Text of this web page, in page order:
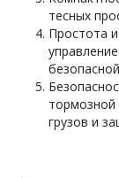
тесных
Простота
грузов и